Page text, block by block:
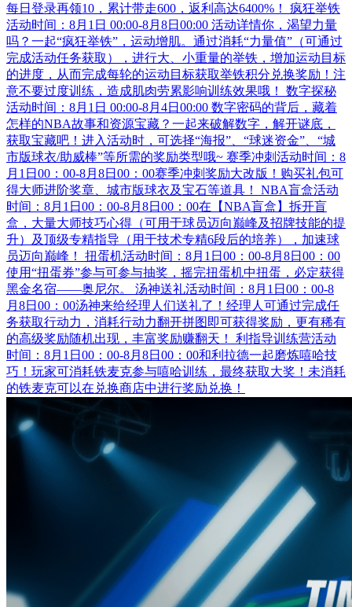
每日登录再领10，累计带走600，返利高达6400%！ 疯狂举铁
活动时间：8月1日 00:00-8月8日00:00 活动详情你，渴望力量
吗？一起“疯狂举铁”，运动增肌。通过消耗“力量值”（可通过
完成活动任务获取），进行大、小重量的举铁，增加运动目标
的进度，从而完成每轮的运动目标获取举铁积分兑换奖励！注
意不要过度训练，造成肌肉劳累影响训练效果哦！ 数字探秘
活动时间：8月1日 00:00-8月4日00:00 数字密码的背后，藏着
怎样的NBA故事和资源宝藏？一起来破解数字，解开谜底，
获取宝藏吧！进入活动时，可选择“海报”、“球迷资金”、“城
市版球衣/助威棒”等所需的奖励类型哦~ 赛季冲刺活动时间：8
月1日00：00-8月8日00：00赛季冲刺奖励大改版！购买礼包可
得大师进阶奖章、城市版球衣及宝石等道具！ NBA盲盒活动
时间：8月1日00：00-8月8日00：00在【NBA盲盒】拆开盲
盒，大量大师技巧心得（可用于球员迈向巅峰及招牌技能的提
升）及顶级专精指导（用于技术专精6段后的培养），加速球
员迈向巅峰！ 扭蛋机活动时间：8月1日00：00-8月8日00：00
使用“扭蛋券”参与可参与抽奖，摇完扭蛋机中扭蛋，必定获得
黑金名宿——奥尼尔。 汤神送礼活动时间：8月1日00：00-8
月8日00：00汤神来给经理人们送礼了！经理人可通过完成任
务获取行动力，消耗行动力翻开拼图即可获得奖励，更有稀有
的高级奖励随机出现，丰富奖励赚翻天！ 利指导训练营活动
时间：8月1日00：00-8月8日00：00和利拉德一起磨炼嘻哈技
巧！玩家可消耗铁麦克参与嘻哈训练，最终获取大奖！未消耗
的铁麦克可以在兑换商店中进行奖励兑换！